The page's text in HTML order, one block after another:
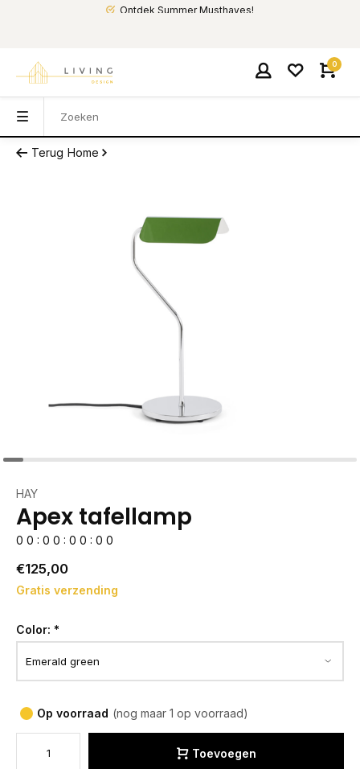
Ontdek Summer Musthaves!
0
Terug Home
HAY
Apex tafellamp
0 0 : 0 0 : 0 0 : 0 0
€125,00
Gratis verzending
Color: *
Op voorraad (nog maar 1 op voorraad)
Toevoegen